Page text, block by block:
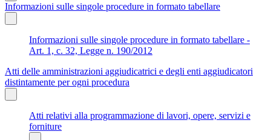
Informazioni sulle singole procedure in formato tabellare
Informazioni sulle singole procedure in formato tabellare -
Art. 1, c. 32, Legge n. 190/2012
Atti delle amministrazioni aggiudicatrici e degli enti aggiudicatori
distintamente per ogni procedura
Atti relativi alla programmazione di lavori, opere, servizi e
forniture